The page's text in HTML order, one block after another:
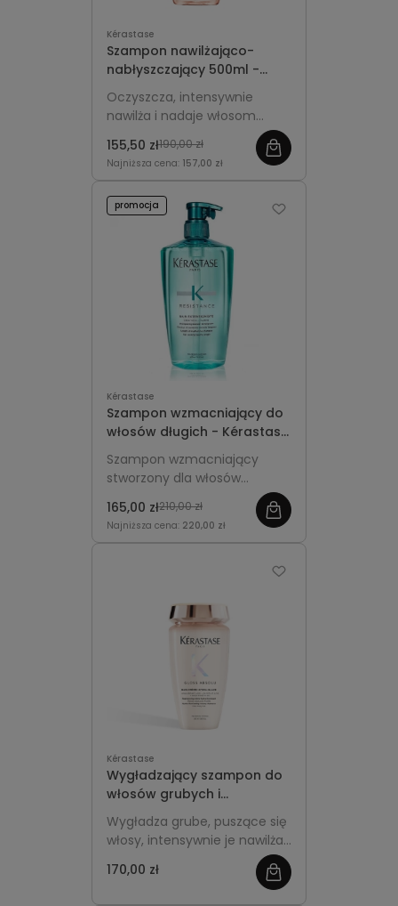
Kérastase
Szampon nawilżająco-
nabłyszczający 500ml -
Kérastase Gloss Absolu
Hydra-Glaze
Oczyszcza, intensywnie
nawilża i nadaje włosom
zdrowy blask, pozostawiając
je gładkie i miękkie w dotyku.
155,50 zł190,00 zł
Najniższa cena: 157,00 zł
Kérastase
Szampon wzmacniający do
włosów długich - Kérastase
Extentioniste Bain 500ml
Szampon wzmacniający
stworzony dla włosów
podatnych na łamanie.
Delikatnie oczyszcza skórę
bez kompromisów. Duża
pojemność z wygodną
pompką sprawia, że to
pielęgnacji w domu lub w
salonie fryzjerskim.
165,00 zł210,00 zł
Najniższa cena: 220,00 zł
promocja
Kérastase
Wygładzający szampon do
włosów grubych i
puszących się - Kérastase
Gloss Absolu Bain Crème
Hydra-Glaze
Wygładza grube, puszące się
włosy, intensywnie je nawilża i
lśniącej, miękkiej tafli bez
170,00 zł